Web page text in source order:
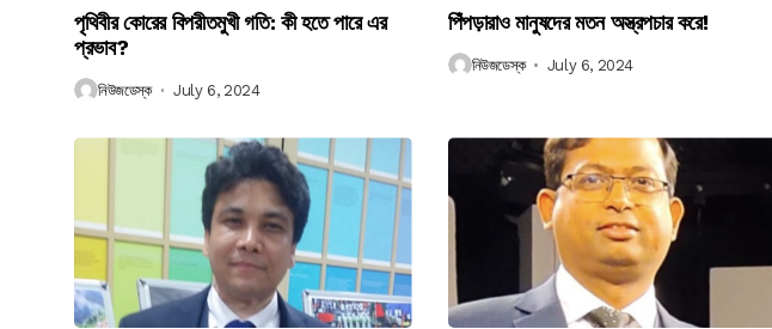
পৃথিবীর কোরের বিপরীতমুখী গতি: কী হতে পারে এর
প্রভাব?
নিউজডেস্ক July 6, 2024
পিঁপড়ারাও মানুষদের মতন অস্ত্রপচার করে!
নিউজডেস্ক July 6, 2024